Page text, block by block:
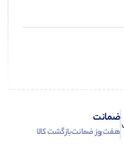
ضمانت
هفت روز ضمانت بازگشت کالا